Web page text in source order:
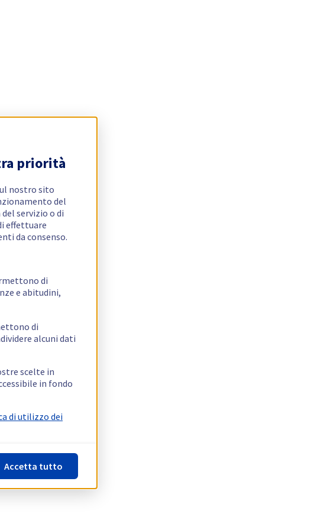
priorità
nostro sito
del
servizio o di
effettuare
da consenso.
di
e abitudini,
di
alcuni dati
scelte in
in fondo
di utilizzo dei
Accetta tutto